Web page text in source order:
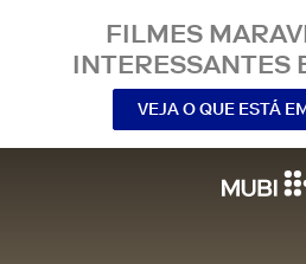
FILMES
INTERESSANTES
VEJA O QUE ESTÁ